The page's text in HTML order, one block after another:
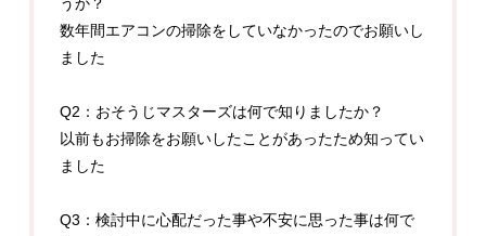
数年間エアコンの掃除をしていなかったのでお願いし
ました
Q2：おそうじマスターズは何で知りましたか？
以前もお掃除をお願いしたことがあったため知ってい
ました
Q3：検討中に心配だった事や不安に思った事は何で